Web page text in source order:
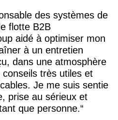
des systèmes de
flotte B2B
aidé à optimiser mon
à un entretien
dans une atmosphère
très utiles et
Je me suis sentie
prise au sérieux et
que personne.